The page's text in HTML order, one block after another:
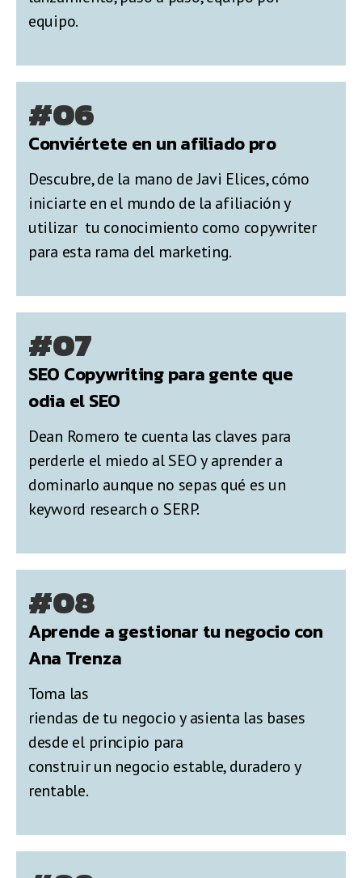
equipo.
#06
Conviértete en un afiliado pro
Descubre, de la mano de Javi Elices, cómo
iniciarte en el mundo de la afiliación y
utilizar tu conocimiento como copywriter
para esta rama del marketing.
#07
SEO Copywriting para gente que
odia el SEO
Dean Romero te cuenta las claves para
perderle el miedo al SEO y aprender a
dominarlo aunque no sepas qué es un
keyword research o SERP.
#08
Aprende a gestionar tu negocio con
Ana Trenza
Toma las
riendas de tu negocio y asienta las bases
desde el principio para
construir un negocio estable, duradero y
rentable.